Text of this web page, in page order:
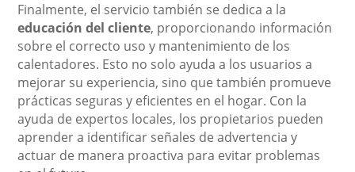
Finalmente, el servicio también se dedica a la
educación del cliente, proporcionando información
sobre el correcto uso y mantenimiento de los
calentadores. Esto no solo ayuda a los usuarios a
mejorar su experiencia, sino que también promueve
prácticas seguras y eficientes en el hogar. Con la
ayuda de expertos locales, los propietarios pueden
aprender a identificar señales de advertencia y
actuar de manera proactiva para evitar problemas